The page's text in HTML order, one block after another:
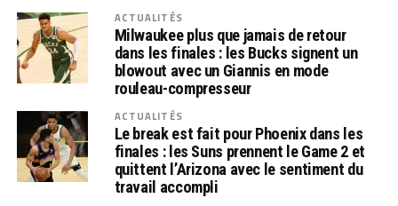
ACTUALITÉS
Milwaukee plus que jamais de retour
dans les finales : les Bucks signent un
blowout avec un Giannis en mode
rouleau-compresseur
ACTUALITÉS
Le break est fait pour Phoenix dans les
finales : les Suns prennent le Game 2 et
quittent l’Arizona avec le sentiment du
travail accompli